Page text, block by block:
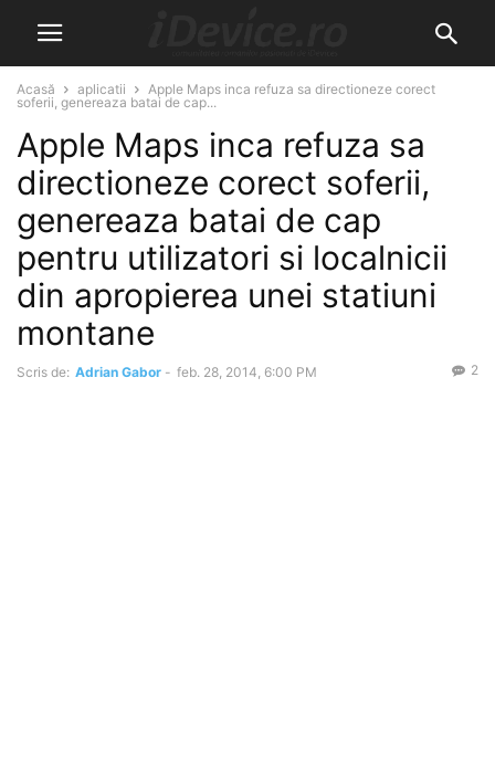
Acasă aplicatii
Apple Maps inca refuza sa directioneze corect
soferii, genereaza batai de cap...
Apple Maps inca refuza sa
directioneze corect soferii,
genereaza batai de cap
pentru utilizatori si localnicii
din apropierea unei statiuni
montane
Scris de: Adrian Gabor - feb. 28, 2014, 6:00 PM 2